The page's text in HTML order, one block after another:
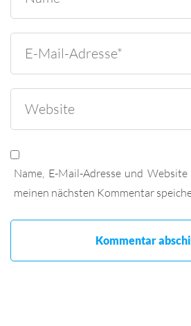
Name, E-Mail-Adresse und
meinen nächsten Kommentar